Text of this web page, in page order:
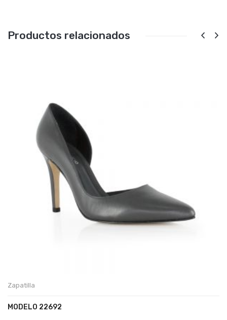
Productos relacionados
Zapatilla
MODELO 22692